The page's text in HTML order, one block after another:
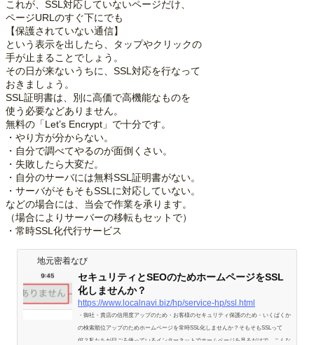
これが、SSL対応していないページだけ、
ページURLのすぐ下にでも
【保護されていない通信】
という表示を出したら、タップやクリックの
手が止まることでしょう。
その日が来ないうちに、SSL対応を行なって
おきましょう。
SSL証明書は、別に高価で高機能なものを
使う必要などありません。
無料の「Let’s Encrypt」で十分です。
・やり方が分からない。
・自分で調べてやるのが面倒くさい。
・失敗したら大変だ。
・自分のサーバには無料SSL証明書がない。
・サーバがそもそもSSLに対応していない。
などの場合には、当会で作業を承ります。
（場合によりサーバーの移転もセットで）
・常時SSL化代行サービス
地元密着なび
セキュリティとSEOのためホームページをSSL
化しませんか？
https://www.localnavi.biz/hp/service-hp/ssl.html
・御社・貴店の信用度アップのため・お客様のセキュリティ保護のため・いくばくか
の検索順位アップのためホームページを常時SSL化しませんか？そもそもSSLって
何？私たちが日ごろ使っているインターネットでホームページを見るだけで、こんな